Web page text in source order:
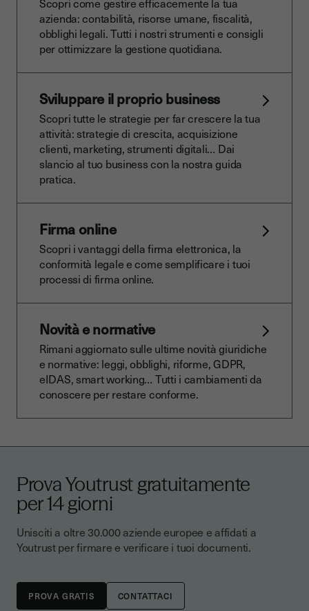
azienda: contabilità, risorse umane, fiscalità,
obblighi legali. Tutti i nostri strumenti e consigli
per ottimizzare la gestione quotidiana.
Sviluppare il proprio business
Scopri tutte le strategie per far crescere la tua
attività: strategie di crescita, acquisizione
clienti, marketing, strumenti digitali… Dai
slancio al tuo business con la nostra guida
pratica.
Firma online
Scopri i vantaggi della firma elettronica, la
conformità legale e come semplificare i tuoi
processi di firma online.
Novità e normative
Rimani aggiornato sulle ultime novità giuridiche
e normative: leggi, obblighi, riforme, GDPR,
eIDAS, smart working… Tutti i cambiamenti da
conoscere per restare conforme.
Prova Youtrust gratuitamente
per 14 giorni
Unisciti a oltre 30.000 aziende europee e affidati a
Youtrust per firmare e verificare i tuoi documenti.
CONTATTACI